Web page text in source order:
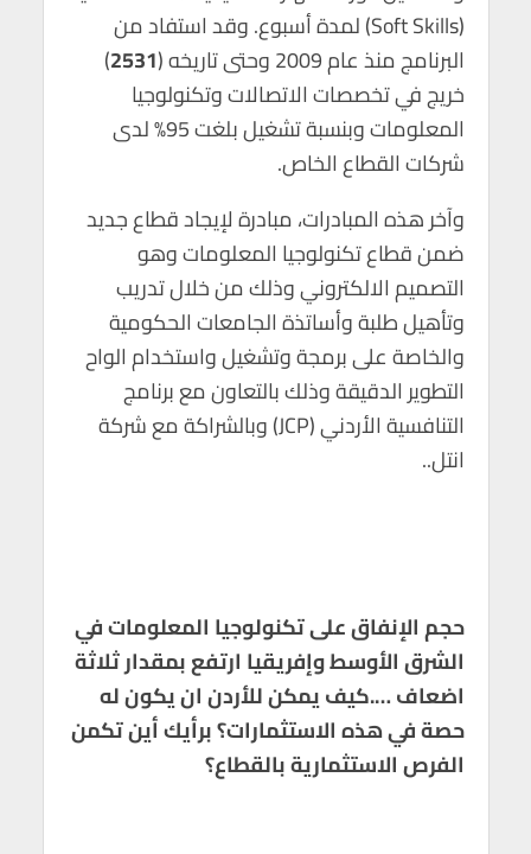
(Soft Skills) لمدة أسبوع. وقد استفاد من
البرنامج منذ عام 2009 وحتى تاريخه (
2531
)
خريج في تخصصات الاتصالات وتكنولوجيا
المعلومات وبنسبة تشغيل بلغت 95% لدى
شركات القطاع الخاص.
وآخر هذه المبادرات، مبادرة لإيجاد قطاع جديد
ضمن قطاع تكنولوجيا المعلومات وهو
التصميم الالكتروني وذلك من خلال تدريب
وتأهيل طلبة وأساتذة الجامعات الحكومية
والخاصة على برمجة وتشغيل واستخدام الواح
التطوير الدقيقة وذلك بالتعاون مع برنامج
التنافسية الأردني (JCP) وبالشراكة مع شركة
انتل..
حجم الإنفاق على تكنولوجيا المعلومات في
الشرق الأوسط وإفريقيا ارتفع بمقدار ثلاثة
اضعاف ….كيف يمكن للأردن ان يكون له
حصة في هذه الاستثمارات؟ برأيك أين تكمن
الفرص الاستثمارية بالقطاع؟